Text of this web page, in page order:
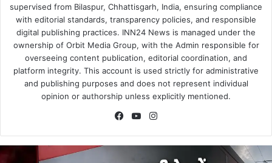
supervised from Bilaspur, Chhattisgarh, India, ensuring compliance
with editorial standards, transparency policies, and responsible
digital publishing practices. INN24 News is managed under the
ownership of Orbit Media Group, with the Admin responsible for
overseeing content publication, editorial coordination, and
platform integrity. This account is used strictly for administrative
and publishing purposes and does not represent individual
opinion or authorship unless explicitly mentioned.
FacebookYouTube